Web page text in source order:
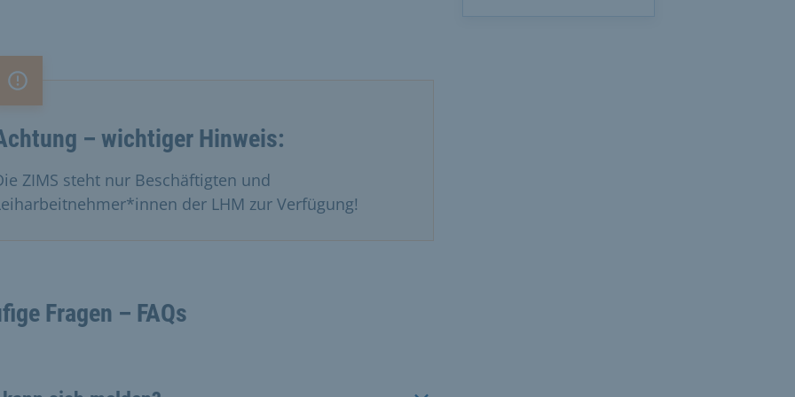
Wichtiger Hinweis
– wichtiger Hinweis:
ZIMS steht nur Beschäftigten und
der LHM zur Verfügung!
Fragen – FAQs